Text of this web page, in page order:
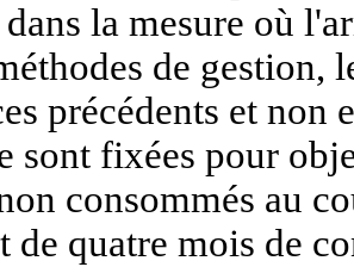
la mesure où
de gestion,
précédents et non
sont fixées pour
consommés au
de quatre mois de